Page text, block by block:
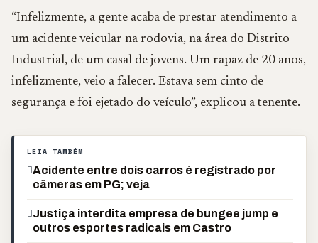
“Infelizmente, a gente acaba de prestar atendimento a
um acidente veicular na rodovia, na área do Distrito
Industrial, de um casal de jovens. Um rapaz de 20 anos,
infelizmente, veio a falecer. Estava sem cinto de
segurança e foi ejetado do veículo”, explicou a tenente.
LEIA TAMBÉM
Acidente entre dois carros é registrado por
câmeras em PG; veja
Justiça interdita empresa de bungee jump e
outros esportes radicais em Castro